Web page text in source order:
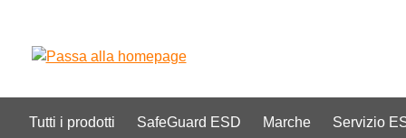
Tutti i prodotti SafeGuard ESD Marche Servizio